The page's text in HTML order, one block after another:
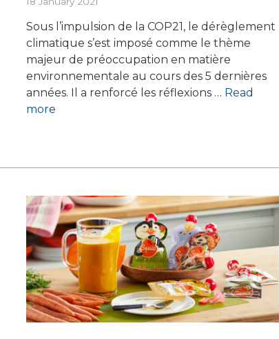
Sous l’impulsion de la COP21, le dérèglement
climatique s’est imposé comme le thème
majeur de préoccupation en matière
environnementale au cours des 5 dernières
années. Il a renforcé les réflexions … Read
more